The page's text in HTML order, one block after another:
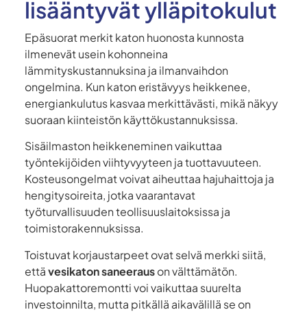
lisääntyvät ylläpitokulut
Epäsuorat merkit katon huonosta kunnosta
ilmenevät usein kohonneina
lämmityskustannuksina ja ilmanvaihdon
ongelmina. Kun katon eristävyys heikkenee,
energiankulutus kasvaa merkittävästi, mikä näkyy
suoraan kiinteistön käyttökustannuksissa.
Sisäilmaston heikkeneminen vaikuttaa
työntekijöiden viihtyvyyteen ja tuottavuuteen.
Kosteusongelmat voivat aiheuttaa hajuhaittoja ja
hengitysoireita, jotka vaarantavat
työturvallisuuden teollisuuslaitoksissa ja
toimistorakennuksissa.
Toistuvat korjaustarpeet ovat selvä merkki siitä,
ettävesikaton saneerauson välttämätön.
Huopakattoremontti voi vaikuttaa suurelta
investoinnilta, mutta pitkällä aikavälillä se on